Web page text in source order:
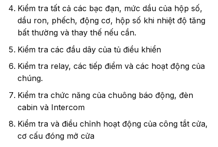
Kiểm tra tất cả các bạc đạn, mức dầu của hộp số,
dầu ron, phếch, động cơ, hộp số khi nhiệt độ tăng
bất thường và thay thế nếu cần.
Kiểm tra các đầu dây của tủ điều khiển
Kiểm tra relay, các tiếp điểm và các hoạt động của
chúng.
Kiểm tra chức năng của chuông báo động, đèn
cabin và Intercom
Kiểm tra và điều chỉnh hoạt động của công tắt cửa,
cơ cấu đóng mở cửa